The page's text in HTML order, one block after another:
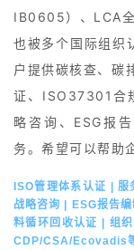
IB0605）、LCA全
也被多个国际组织
户提供碳核查、碳
证、ISO37301合
略咨询、ESG报
务。希望可以帮助
ISO管理体系认证 |
战略咨询 | ESG报告
料循环回收认证 | 组
CDP/CSA/Ecovadis